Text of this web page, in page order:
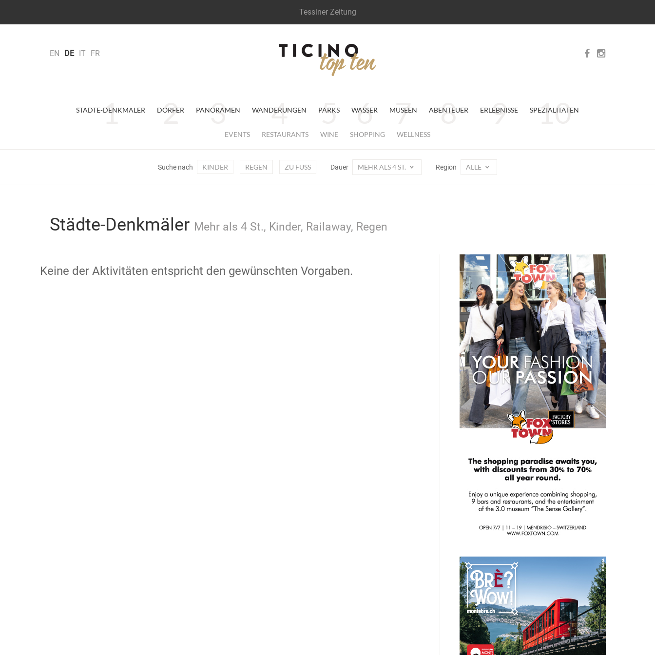
Tessiner Zeitung
EN DE IT FR
STÄDTE-DENKMÄLER DÖRFER PANORAMEN WANDERUNGEN PARKS WASSER MUSEEN ABENTEUER ERLEBNISSE SPEZIALITÄTEN
EVENTS RESTAURANTS WINE SHOPPING WELLNESS
Suche nach KINDER REGEN ZU FUSS Dauer MEHR ALS 4 ST. Region ALLE
Städte-Denkmäler Mehr als 4 St., Kinder, Railaway, Regen
Keine der Aktivitäten entspricht den gewünschten Vorgaben.